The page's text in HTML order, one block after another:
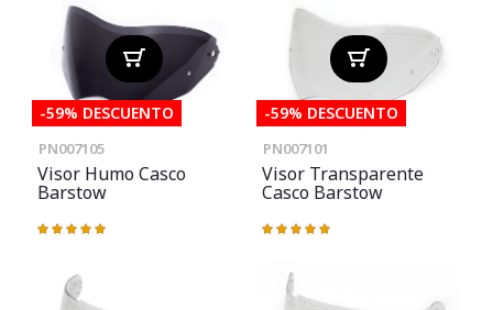
-59% DESCUENTO
PN007105
Visor Humo Casco
Barstow
Valoración:
-59% DESCUENTO
PN007101
Visor Transparente
Casco Barstow
Valoración: